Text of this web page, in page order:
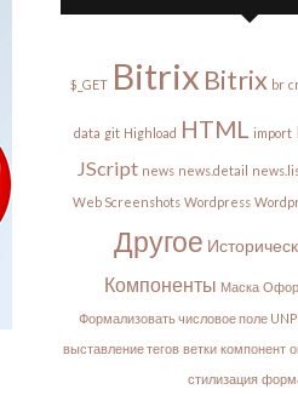
$_GET Bitrix Bitrix br
data git Highload HTML import
JScript news news.detail
Web Screenshots Wordpress
Другое
Компоненты Маска
Формализовать числовое поле
выставление тегов ветки компонент
стилизация